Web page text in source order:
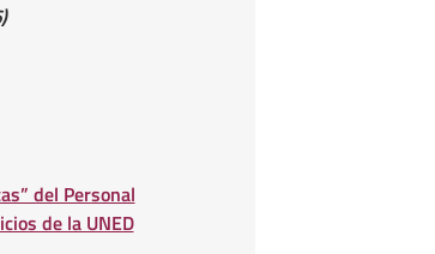
del Personal
de la UNED